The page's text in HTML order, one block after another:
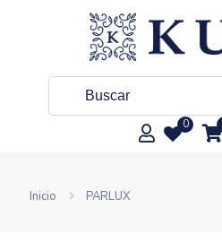
0
Inicio PARLUX